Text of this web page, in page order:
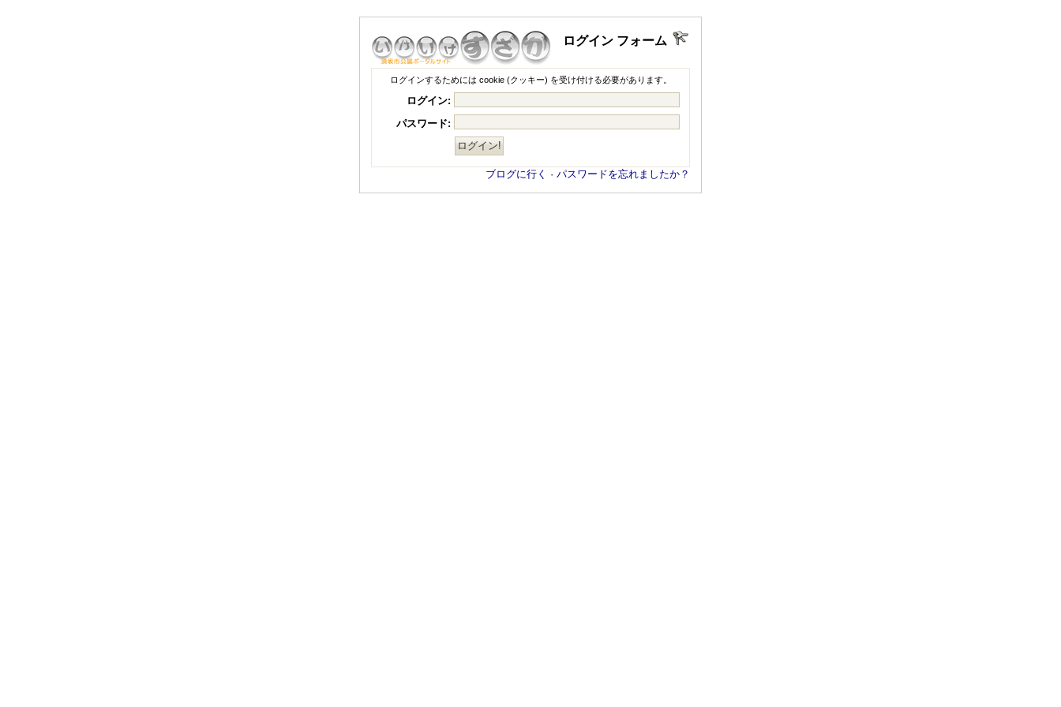
ログイン フォーム
ログインするためには cookie (クッキー) を受け付ける必要があります。
ログイン:
パスワード:
ブログに行く · パスワードを忘れましたか？